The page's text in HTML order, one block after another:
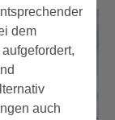
dem
auch